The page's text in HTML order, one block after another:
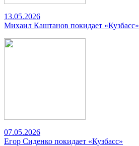
13.05.2026
Михаил Каштанов покидает «Кузбасс»
07.05.2026
Егор Сиденко покидает «Кузбасс»